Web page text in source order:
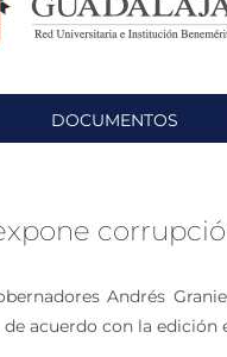
DOCUMENTOS
Andrés
de acuerdo con la